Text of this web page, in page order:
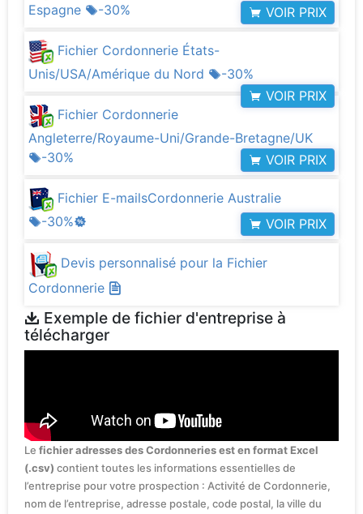
Espagne
-30% VOIR PRIX
Fichier Cordonnerie États-
Unis/USA/Amérique du Nord
-30%
VOIR PRIX
Fichier Cordonnerie
Angleterre/Royaume-Uni/Grande-Bretagne/UK
-30%
VOIR PRIX
Fichier E-mailsCordonnerie Australie
-30%
VOIR PRIX
Devis personnalisé pour la Fichier
Cordonnerie
Exemple de fichier d'entreprise à
télécharger
Le fichier adresses des Cordonneries est en format Excel
(.csv) contient toutes les informations essentielles de
l’entreprise pour votre prospection : Activité de Cordonnerie,
nom de l’entreprise, adresse postale, code postal, la ville du